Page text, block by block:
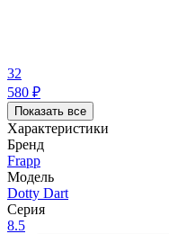
32
580 ₽
Показать все
Характеристики
Бренд
Frapp
Модель
Dotty Dart
Серия
8.5